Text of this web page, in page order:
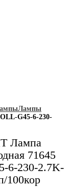
Лампы
G45-6-230-
Лампа
71645
6-230-2.7K-
100кор